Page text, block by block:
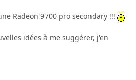
Radeon 9700 pro secondary !!!
idées à me suggérer, j'en